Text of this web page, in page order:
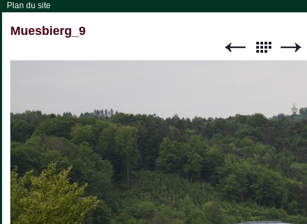
Plan du site
Muesbierg_9